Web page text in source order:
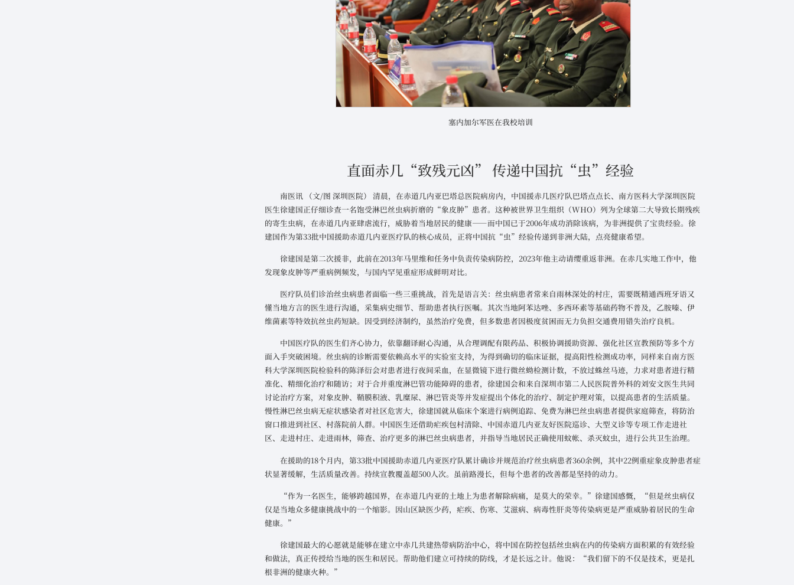
塞内加尔军医在我校培训
直面赤几“致残元凶” 传递中国抗“虫”经验
南医讯 （文/图 深圳医院） 清晨，在赤道几内亚巴塔总医院病房内，中国援赤几医疗队巴塔点点长、南方医科大学深圳医院
医生徐建国正仔细诊查一名饱受淋巴丝虫病折磨的“象皮肿”患者。这种被世界卫生组织（WHO）列为全球第二大导致长期残疾
的寄生虫病，在赤道几内亚肆虐流行，威胁着当地居民的健康——而中国已于2006年成功消除该病，为非洲提供了宝贵经验。徐
建国作为第33批中国援助赤道几内亚医疗队的核心成员，正将中国抗“虫”经验传递到非洲大陆，点亮健康希望。
徐建国是第二次援非，此前在2013年马里维和任务中负责传染病防控，2023年他主动请缨重返非洲。在赤几实地工作中，他
发现象皮肿等严重病例频发，与国内罕见重症形成鲜明对比。
医疗队员们诊治丝虫病患者面临一些三重挑战，首先是语言关：丝虫病患者常来自雨林深处的村庄，需要既精通西班牙语又
懂当地方言的医生进行沟通，采集病史细节、帮助患者执行医嘱。其次当地阿苯达唑、多西环素等基础药物不普及，乙胺嗪、伊
维菌素等特效抗丝虫药短缺。因受到经济制约，虽然治疗免费，但多数患者因极度贫困而无力负担交通费用错失治疗良机。
中国医疗队的医生们齐心协力，依靠翻译耐心沟通，从合理调配有限药品、积极协调援助资源、强化社区宣教预防等多个方
面入手突破困境。丝虫病的诊断需要依赖高水平的实验室支持，为得到确切的临床证据，提高阳性检测成功率，同样来自南方医
科大学深圳医院检验科的陈泽衍会对患者进行夜间采血，在显微镜下进行微丝蚴检测计数，不放过蛛丝马迹，力求对患者进行精
准化、精细化治疗和随访；对于合并重度淋巴管功能障碍的患者，徐建国会和来自深圳市第二人民医院普外科的刘安文医生共同
讨论治疗方案，对象皮肿、鞘膜积液、乳糜尿、淋巴管炎等并发症提出个体化的治疗、制定护理对策，以提高患者的生活质量。
慢性淋巴丝虫病无症状感染者对社区危害大，徐建国就从临床个案进行病例追踪、免费为淋巴丝虫病患者提供家庭筛查，将防治
窗口推进到社区、村落院前人群。中国医生还借助疟疾包村清除、中国赤道几内亚友好医院巡诊、大型义诊等专项工作走进社
区、走进村庄、走进雨林，筛查、治疗更多的淋巴丝虫病患者，并指导当地居民正确使用蚊帐、杀灭蚊虫，进行公共卫生治理。
在援助的18个月内，第33批中国援助赤道几内亚医疗队累计确诊并规范治疗丝虫病患者360余例，其中22例重症象皮肿患者症
状显著缓解，生活质量改善。持续宣教覆盖超500人次。虽前路漫长，但每个患者的改善都是坚持的动力。
“作为一名医生，能够跨越国界，在赤道几内亚的土地上为患者解除病痛，是莫大的荣幸。”徐建国感慨，“但是丝虫病仅
仅是当地众多健康挑战中的一个缩影。因山区缺医少药，疟疾、伤寒、艾滋病、病毒性肝炎等传染病更是严重威胁着居民的生命
健康。”
徐建国最大的心愿就是能够在建立中赤几共建热带病防治中心，将中国在防控包括丝虫病在内的传染病方面积累的有效经验
和做法，真正传授给当地的医生和居民。帮助他们建立可持续的防线，才是长远之计。他说：“我们留下的不仅是技术，更是扎
根非洲的健康火种。”